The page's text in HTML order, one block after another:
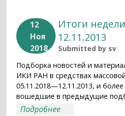
12
Ноя
2018
Итоги
12.11.2013
Submitted by sv
Подборка новостей и
ИКИ РАН в средствах
05.11.2018—12.11.2013, и
вошедшие в предыдущие
Подробнее